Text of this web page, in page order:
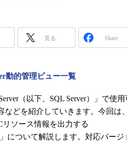
見る Share
動的管理ビュー一覧
（以下、SQL Server）」で使
などを紹介していきます。今回は
リソース情報を出力する
」について解説します。対応バー